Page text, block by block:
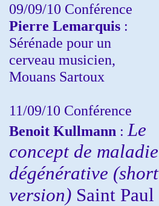
09/09/10 Conférence
Pierre Lemarquis :
Sérénade pour un
cerveau musicien,
Mouans Sartoux
11/09/10 Conférence
Benoit Kullmann : Le
concept de maladie
dégénérative (short
version) Saint Paul